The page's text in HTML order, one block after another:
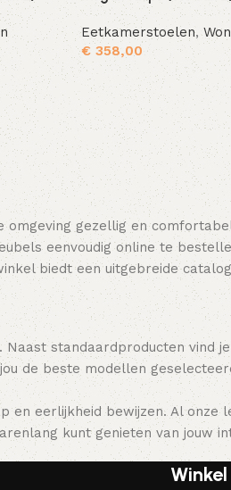
Eetkamerstoelen,
€ 358,00
omgeving gezellig en
eenvoudig online te
biedt een uitgebreide
standaardproducten vind
de beste modellen
eerlijkheid bewijzen. Al onze
kunt genieten van jouw